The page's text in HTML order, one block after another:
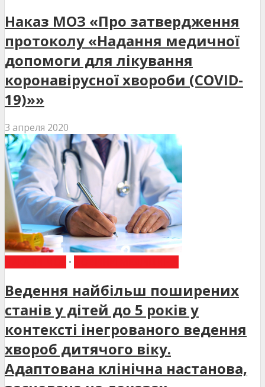
Наказ МОЗ «Про затвердження
протоколу «Надання медичної
допомоги для лікування
коронавірусної хвороби (COVID-
19)»»
3 апреля 2020
•
Ведення найбільш поширених
станів у дітей до 5 років у
контексті інегрованого ведення
хвороб дитячого віку.
Адаптована клінічна настанова,